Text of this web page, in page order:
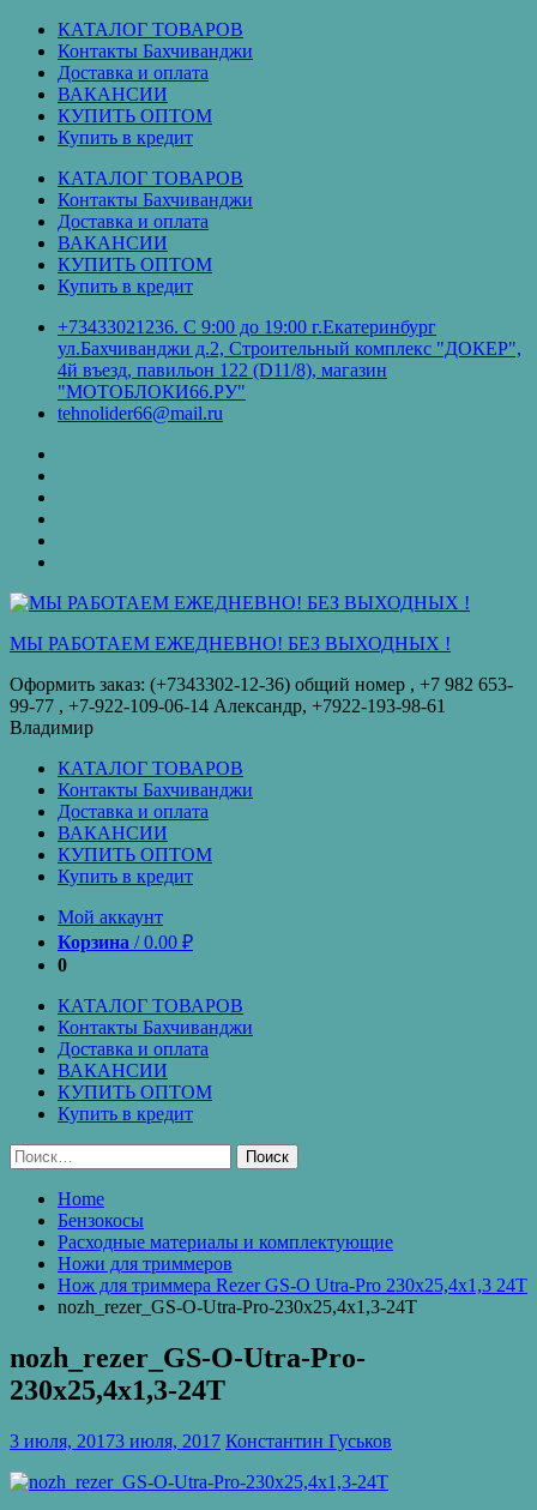
Перейти
содержимому
КАТАЛОГ ТОВАРОВ
Контакты Бахчиванджи
Доставка и оплата
ВАКАНСИИ
КУПИТЬ ОПТОМ
Купить в кредит
КАТАЛОГ ТОВАРОВ
Контакты Бахчиванджи
Доставка и оплата
ВАКАНСИИ
КУПИТЬ ОПТОМ
Купить в кредит
+73433021236. С 9:00 до 19:00 г.Екатеринбург
ул.Бахчиванджи д.2, Строительный комплекс "ДОКЕР",
4й въезд, павильон 122 (D11/8), магазин
"МОТОБЛОКИ66.РУ"
tehnolider66@mail.ru
кредит
МЫ РАБОТАЕМ ЕЖЕДНЕВНО! БЕЗ ВЫХОДНЫХ !
Оформить заказ: (+7343302-12-36) общий номер , ‪+7 982 653-
99-77‬ , +7-922-109-06-14 Александр, +7922-193-98-61
Владимир
КАТАЛОГ ТОВАРОВ
Контакты Бахчиванджи
Доставка и оплата
ВАКАНСИИ
КУПИТЬ ОПТОМ
Купить в кредит
Мой аккаунт
Корзина /0.00 ₽
0
КАТАЛОГ ТОВАРОВ
Контакты Бахчиванджи
Доставка и оплата
ВАКАНСИИ
КУПИТЬ ОПТОМ
Купить в кредит
Найти:
Home
Бензокосы
Расходные материалы и комплектующие
Ножи для триммеров
Нож для триммера Rezer GS-O Utra-Pro 230х25,4х1,3 24T
nozh_rezer_GS-O-Utra-Pro-230х25,4х1,3-24T
nozh_rezer_GS-O-Utra-Pro-
230х25,4х1,3-24T
3 июля, 20173 июля, 2017 Константин Гуськов